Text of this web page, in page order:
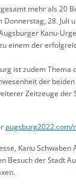
mehr als 20
28.
Kanu-
einem der
ist zudem Thema
der
Zeitzeuge
Kanu
Besuch der Stadt